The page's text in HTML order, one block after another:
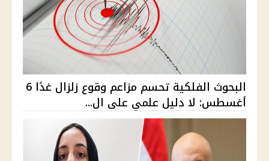
البحوث الفلكية تحسم مزاعم وقوع زلزال غدًا 6
أغسطس: لا دليل علمي على ال...